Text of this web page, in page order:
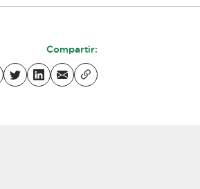
Compartir: